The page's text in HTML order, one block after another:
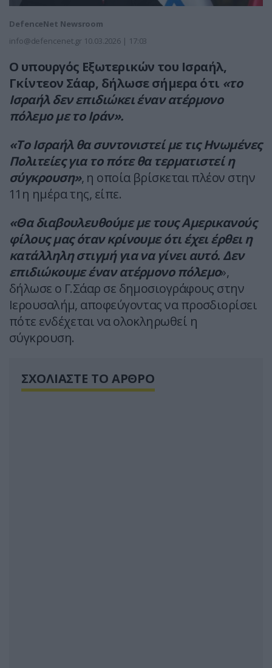
DefenceNet Newsroom
info@defencenet.gr 10.03.2026 | 17:03
Ο υπουργός Εξωτερικών του Ισραήλ,
Γκίντεον Σάαρ, δήλωσε σήμερα ότι «το
Ισραήλ δεν επιδιώκει έναν ατέρμονο
πόλεμο με το Ιράν».
«Το Ισραήλ θα συντονιστεί με τις Ηνωμένες
Πολιτείες για το πότε θα τερματιστεί η
σύγκρουση», η οποία βρίσκεται πλέον στην
11η ημέρα της, είπε.
«Θα διαβουλευθούμε με τους Αμερικανούς
φίλους μας όταν κρίνουμε ότι έχει έρθει η
κατάλληλη στιγμή για να γίνει αυτό. Δεν
επιδιώκουμε έναν ατέρμονο πόλεμο»,
δήλωσε ο Γ.Σάαρ σε δημοσιογράφους στην
Ιερουσαλήμ, αποφεύγοντας να προσδιορίσει
πότε ενδέχεται να ολοκληρωθεί η
σύγκρουση.
ΣΧΟΛΙΑΣΤΕ ΤΟ ΑΡΘΡΟ